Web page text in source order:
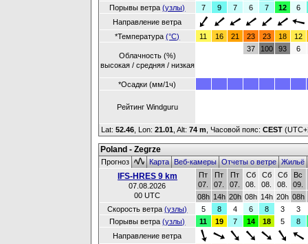
Порывы ветра(узлы) 7 9 7 6 7 12
6
Направление ветра
*Температура(°C) 11 16 21 23 23 18 12
Облачность (%)
высокая / средняя / низкая
37 100 93 6
*Осадки (мм/1ч)
Рейтинг Windguru
Lat: 52.46 , Lon: 21.01 Alt: 74 m , Часовой пояс: CEST
Poland - Zegrze
Прогноз КартаВеб-камерыОтчеты о ветреЖильё
IFS-HRES 9 km
07.08.2026
00 UTC
Пт
07.
Пт
07.
Пт
07.
Сб
08.
Сб
08.
Сб
08.
Вс
09.
08h 14h 20h 08h 14h 20h 08h
Скорость ветра(узлы) 5 8 4 6 8 3
3
Порывы ветра(узлы) 11 19 7 14 18 5
8
Направление ветра